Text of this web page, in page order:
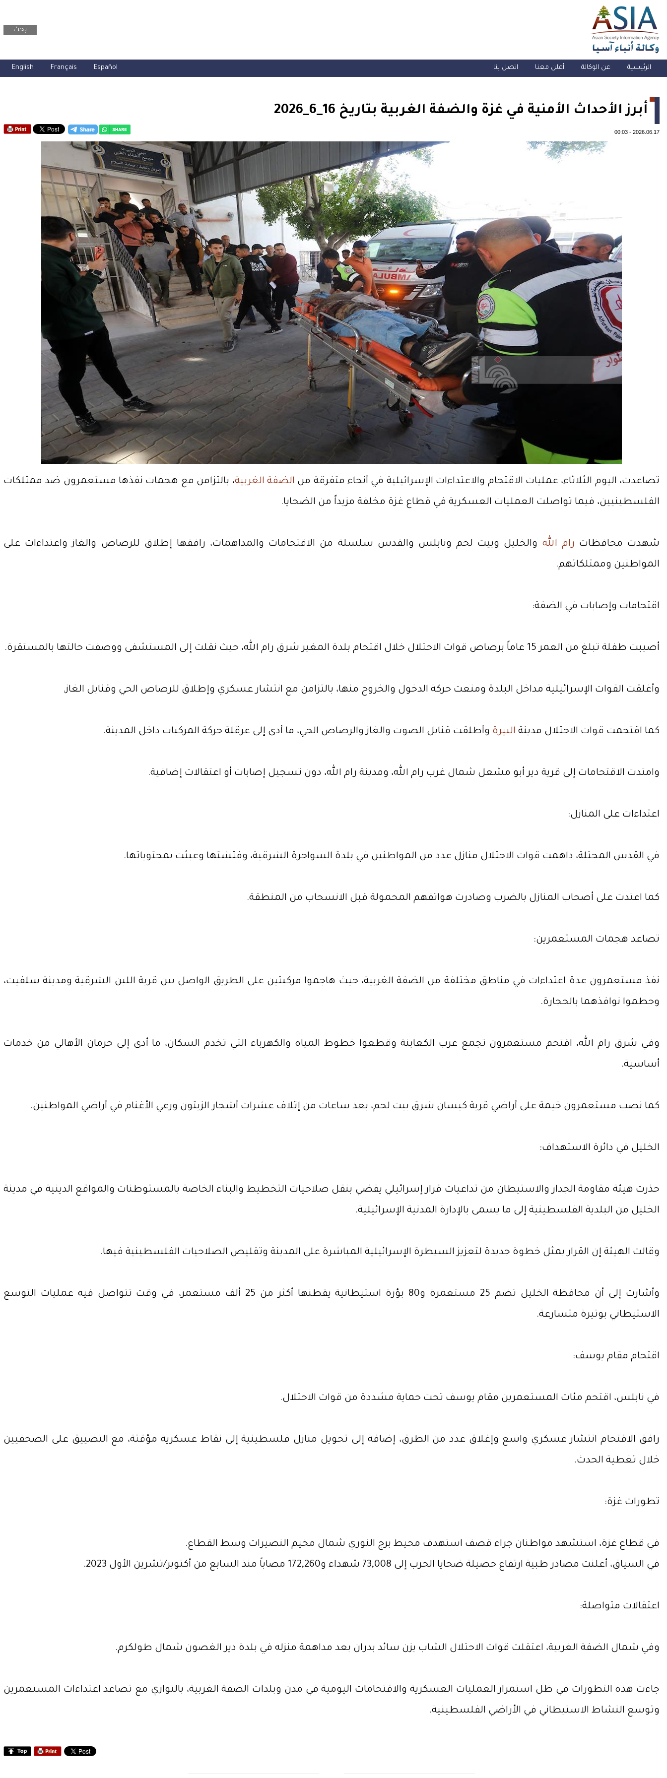
بحث
الرئيسية عن الوكالة أعلن معنا اتصل بنا English Français Español
أبرز الأحداث الأمنية في غزة والضفة الغربية بتاريخ 16_6_2026
2026.06.17
-
00:03
تصاعدت، اليوم الثلاثاء، عمليات الاقتحام والاعتداءات الإسرائيلية في أنحاء متفرقة من الضفة الغربية، بالتزامن مع هجمات نفذها مستعمرون ضد ممتلكات
الفلسطينيين، فيما تواصلت العمليات العسكرية في قطاع غزة مخلفة مزيداً من الضحايا.
شهدت محافظات رام الله والخليل وبيت لحم ونابلس والقدس سلسلة من الاقتحامات والمداهمات، رافقها إطلاق للرصاص والغاز واعتداءات على
المواطنين وممتلكاتهم.
اقتحامات وإصابات في الضفة:
أصيبت طفلة تبلغ من العمر 15 عاماً برصاص قوات الاحتلال خلال اقتحام بلدة المغير شرق رام الله، حيث نقلت إلى المستشفى ووصفت حالتها بالمستقرة.
وأغلقت القوات الإسرائيلية مداخل البلدة ومنعت حركة الدخول والخروج منها، بالتزامن مع انتشار عسكري وإطلاق للرصاص الحي وقنابل الغاز.
كما اقتحمت قوات الاحتلال مدينة البيرة وأطلقت قنابل الصوت والغاز والرصاص الحي، ما أدى إلى عرقلة حركة المركبات داخل المدينة.
وامتدت الاقتحامات إلى قرية دير أبو مشعل شمال غرب رام الله، ومدينة رام الله، دون تسجيل إصابات أو اعتقالات إضافية.
اعتداءات على المنازل:
في القدس المحتلة، داهمت قوات الاحتلال منازل عدد من المواطنين في بلدة السواحرة الشرقية، وفتشتها وعبثت بمحتوياتها.
كما اعتدت على أصحاب المنازل بالضرب وصادرت هواتفهم المحمولة قبل الانسحاب من المنطقة.
تصاعد هجمات المستعمرين:
نفذ مستعمرون عدة اعتداءات في مناطق مختلفة من الضفة الغربية، حيث هاجموا مركبتين على الطريق الواصل بين قرية اللبن الشرقية ومدينة سلفيت،
وحطموا نوافذهما بالحجارة.
وفي شرق رام الله، اقتحم مستعمرون تجمع عرب الكعابنة وقطعوا خطوط المياه والكهرباء التي تخدم السكان، ما أدى إلى حرمان الأهالي من خدمات
أساسية.
كما نصب مستعمرون خيمة على أراضي قرية كيسان شرق بيت لحم، بعد ساعات من إتلاف عشرات أشجار الزيتون ورعي الأغنام في أراضي المواطنين.
الخليل في دائرة الاستهداف:
حذرت هيئة مقاومة الجدار والاستيطان من تداعيات قرار إسرائيلي يقضي بنقل صلاحيات التخطيط والبناء الخاصة بالمستوطنات والمواقع الدينية في مدينة
الخليل من البلدية الفلسطينية إلى ما يسمى بالإدارة المدنية الإسرائيلية.
وقالت الهيئة إن القرار يمثل خطوة جديدة لتعزيز السيطرة الإسرائيلية المباشرة على المدينة وتقليص الصلاحيات الفلسطينية فيها.
وأشارت إلى أن محافظة الخليل تضم 25 مستعمرة و80 بؤرة استيطانية يقطنها أكثر من 25 ألف مستعمر، في وقت تتواصل فيه عمليات التوسع
الاستيطاني بوتيرة متسارعة.
اقتحام مقام يوسف:
في نابلس، اقتحم مئات المستعمرين مقام يوسف تحت حماية مشددة من قوات الاحتلال.
رافق الاقتحام انتشار عسكري واسع وإغلاق عدد من الطرق، إضافة إلى تحويل منازل فلسطينية إلى نقاط عسكرية مؤقتة، مع التضييق على الصحفيين
خلال تغطية الحدث.
تطورات غزة:
في قطاع غزة، استشهد مواطنان جراء قصف استهدف محيط برج النوري شمال مخيم النصيرات وسط القطاع.
في السياق، أعلنت مصادر طبية ارتفاع حصيلة ضحايا الحرب إلى 73,008 شهداء و172,260 مصاباً منذ السابع من أكتوبر/تشرين الأول 2023.
اعتقالات متواصلة:
وفي شمال الضفة الغربية، اعتقلت قوات الاحتلال الشاب يزن سائد بدران بعد مداهمة منزله في بلدة دير الغصون شمال طولكرم.
جاءت هذه التطورات في ظل استمرار العمليات العسكرية والاقتحامات اليومية في مدن وبلدات الضفة الغربية، بالتوازي مع تصاعد اعتداءات المستعمرين
وتوسع النشاط الاستيطاني في الأراضي الفلسطينية.